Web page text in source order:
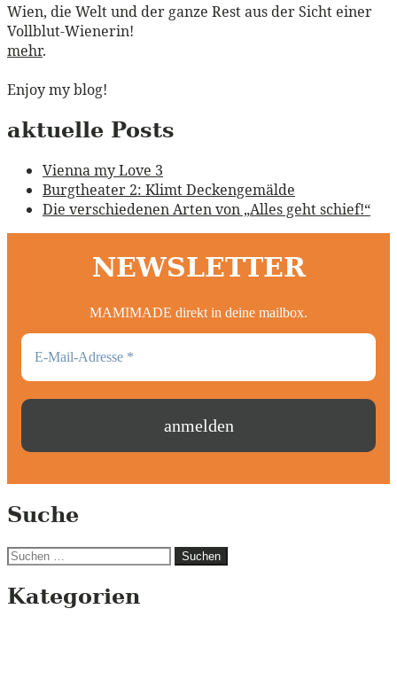
Wien, die Welt und der ganze Rest aus der Sicht einer
Vollblut-Wienerin!
mehr.
Enjoy my blog!
aktuelle Posts
Vienna my Love 3
Burgtheater 2: Klimt Deckengemälde
Die verschiedenen Arten von „Alles geht schief!“
NEWSLETTER
MAMIMADE direkt in deine mailbox.
Suche
Suchen
Kategorien